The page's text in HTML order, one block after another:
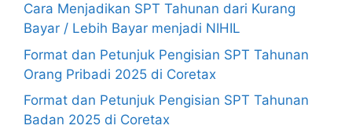
Cara Menjadikan SPT Tahunan dari Kurang
Bayar / Lebih Bayar menjadi NIHIL
Format dan Petunjuk Pengisian SPT Tahunan
Orang Pribadi 2025 di Coretax
Format dan Petunjuk Pengisian SPT Tahunan
Badan 2025 di Coretax